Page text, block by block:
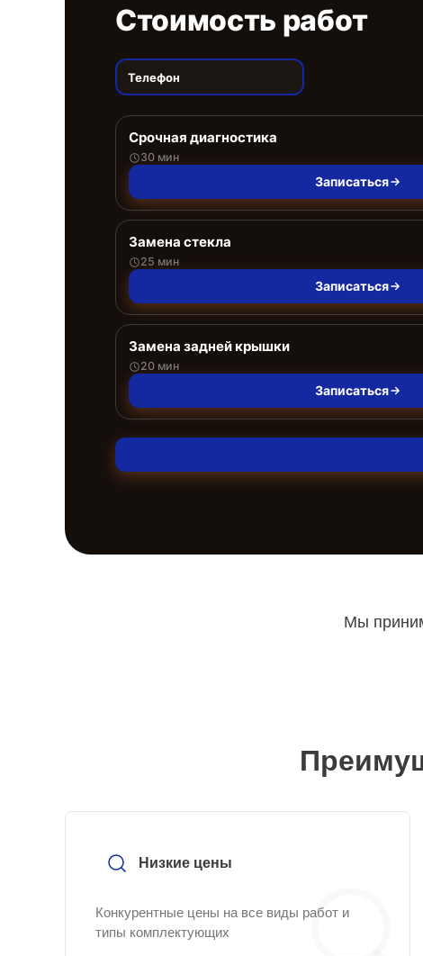
Стоимость работ
Телефон
Срочная диагностика
30 мин
Записаться
Замена стекла
25 мин
Записаться
Замена задней крышки
20 мин
Записаться
Мы
Низкие цены
Конкурентные цены на все виды работ и
типы комплектующих